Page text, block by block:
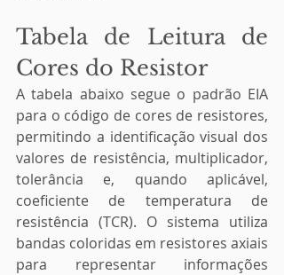
Tabela de Leitura de
Cores do Resistor
A tabela abaixo segue o padrão EIA
para o código de cores de resistores,
permitindo a identificação visual dos
valores de resistência, multiplicador,
tolerância e, quando aplicável,
coeficiente de temperatura de
resistência (TCR). O sistema utiliza
bandas coloridas em resistores axiais
para representar informações